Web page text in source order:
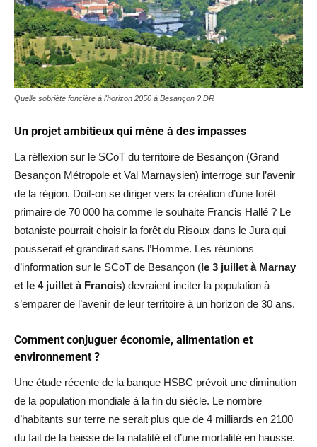
Quelle sobriété foncière à l'horizon 2050 à Besançon ? DR
Un projet ambitieux qui mène à des impasses
La réflexion sur le SCoT du territoire de Besançon (Grand
Besançon Métropole et Val Marnaysien) interroge sur l’avenir
de la région. Doit-on se diriger vers la création d’une forêt
primaire de 70 000 ha comme le souhaite Francis Hallé ? Le
botaniste pourrait choisir la forêt du Risoux dans le Jura qui
pousserait et grandirait sans l’Homme. Les réunions
d’information sur le SCoT de Besançon (le 3 juillet à Marnay
et le 4 juillet à Franois) devraient inciter la population à
s’emparer de l’avenir de leur territoire à un horizon de 30 ans.
Comment conjuguer économie, alimentation et
environnement ?
Une étude récente de la banque HSBC prévoit une diminution
de la population mondiale à la fin du siècle. Le nombre
d’habitants sur terre ne serait plus que de 4 milliards en 2100
du fait de la baisse de la natalité et d’une mortalité en hausse.